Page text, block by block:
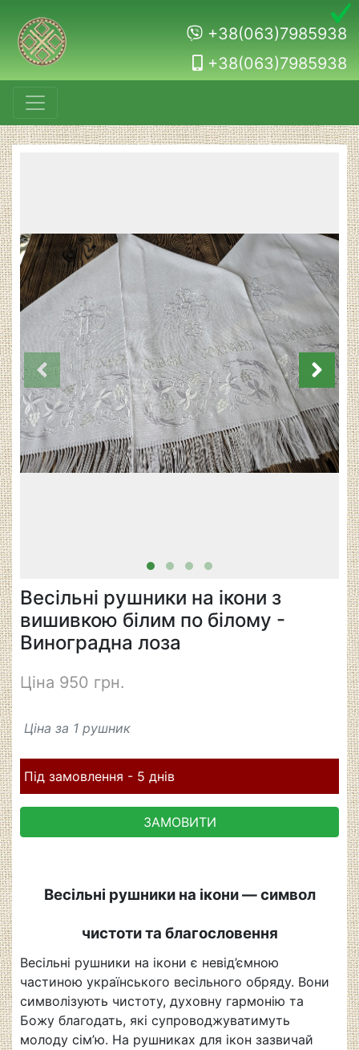
+38(063)7985938
+38(063)7985938
Весільні рушники на ікони з
вишивкою білим по білому -
Виноградна лоза
Ціна 950 грн.
Ціна за 1 рушник
Під замовлення - 5 днів
ЗАМОВИТИ
Весільні рушники на ікони — символ
чистоти та благословення
Весільні рушники на ікони є невід’ємною
частиною українського весільного обряду. Вони
символізують чистоту, духовну гармонію та
Божу благодать, які супроводжуватимуть
молоду сім’ю. На рушниках для ікон зазвичай